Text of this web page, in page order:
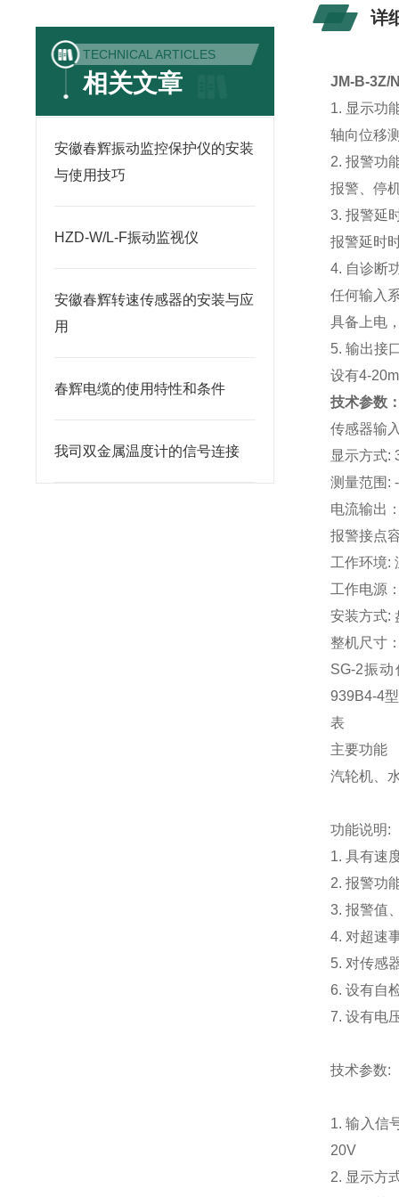
TECHNICAL ARTICLES
相关文章
安徽春辉振动监控保护仪的安装
与使用技巧
HZD-W/L-F振动监视仪
安徽春辉转速传感器的安装与应
用
春辉电缆的使用特性和条件
我司双金属温度计的信号连接
详
JM-B-3Z/
1. 显示功
轴向位移
2. 报警功
报警、停
3. 报警延
报警延时
4. 自诊断
任何输入
具备上电
5. 输出接
设有4-
技术参数
传感器输
显示方式:
测量范围:
电流输出
报警接点
工作环境:
工作电源
安装方式:
整机尺寸
SG-2振
939B4-4
表
主要功能
汽轮机、
功能说明:
1. 具有速
2. 报警功
3. 报警值
4. 对超速
5. 对传感
6. 设有自
7. 设有电
技术参数:
1. 输入信
20V
2. 显示方